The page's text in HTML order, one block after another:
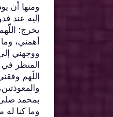
ومنها أن
إليه عند
يخرج:
أهمني،
ووجهني
المنظر في
اللّهم
بمحمد
وما كنا له